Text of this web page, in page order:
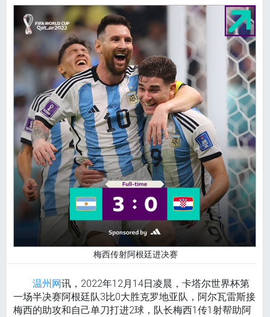
梅西传射阿根廷进决赛
温州网讯，2022年12月14日凌晨，卡塔尔世界杯第
一场半决赛阿根廷队3比0大胜克罗地亚队，阿尔瓦雷斯接
梅西的助攻和自己单刀打进2球，队长梅西1传1射帮助阿